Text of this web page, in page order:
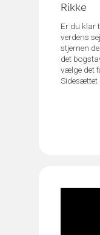
Rikke
Er du klar
verdens
stjernen
det
vælge det
Sidesættet